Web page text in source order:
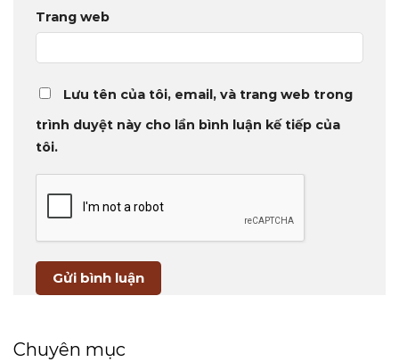
Trang web
Lưu tên của tôi, email, và trang web trong
trình duyệt này cho lần bình luận kế tiếp của
tôi.
Chuyên mục